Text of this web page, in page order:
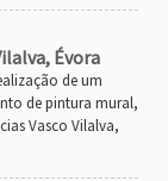
Évora
de um
de pintura mural,
Vasco Vilalva,